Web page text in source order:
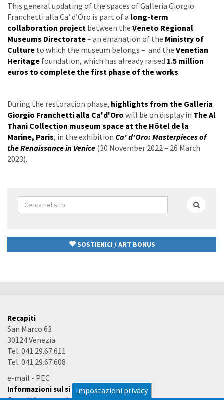
Impostazioni privacy
This general updating of the spaces of Galleria Giorgio
Franchetti alla Ca’ d’Oro is part of a long-term
collaboration project between the Veneto Regional
Museums Directorate– an emanation of the Ministry of
Culture to which the museum belongs – and the Venetian
Heritage foundation, which has already raised 1.5 million
euros to complete the first phase of the works.
During the restoration phase, highlights from the Galleria
Giorgio Franchetti alla Ca'd'Oro will be on display in The Al
Thani Collection museum space at the Hôtel de la
Marine, Paris, in the exhibition Ca' d'Oro: Masterpieces of
the Renaissance in Venice (30 November 2022 – 26 March
2023).
Form
di
SOSTIENICI / ART BONUS
Recapiti
San Marco 63
30124 Venezia
Tel. 041.29.67.611
Tel. 041.29.67.608
e-mail - PEC
Informazioni sul sito